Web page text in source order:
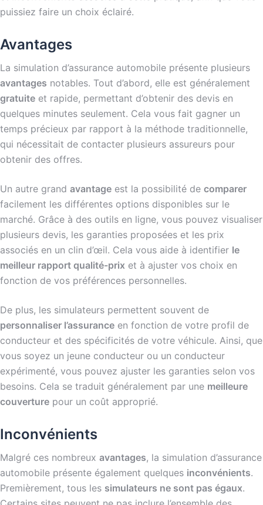
puissiez faire un choix éclairé.
Avantages
La simulation d’assurance automobile présente plusieurs
avantages notables. Tout d’abord, elle est généralement
gratuite et rapide, permettant d’obtenir des devis en
quelques minutes seulement. Cela vous fait gagner un
temps précieux par rapport à la méthode traditionnelle,
qui nécessitait de contacter plusieurs assureurs pour
obtenir des offres.
Un autre grand avantage est la possibilité de comparer
facilement les différentes options disponibles sur le
marché. Grâce à des outils en ligne, vous pouvez visualiser
plusieurs devis, les garanties proposées et les prix
associés en un clin d’œil. Cela vous aide à identifier le
meilleur rapport qualité-prix et à ajuster vos choix en
fonction de vos préférences personnelles.
De plus, les simulateurs permettent souvent de
personnaliser l’assurance en fonction de votre profil de
conducteur et des spécificités de votre véhicule. Ainsi, que
vous soyez un jeune conducteur ou un conducteur
expérimenté, vous pouvez ajuster les garanties selon vos
besoins. Cela se traduit généralement par une meilleure
couverture pour un coût approprié.
Inconvénients
Malgré ces nombreux avantages, la simulation d’assurance
automobile présente également quelques inconvénients.
Premièrement, tous les simulateurs ne sont pas égaux.